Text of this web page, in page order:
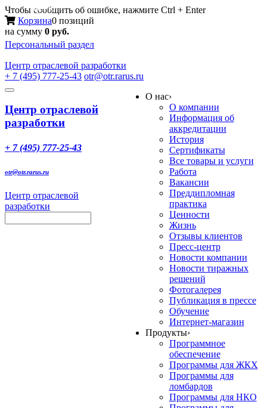
Чтобы сообщить об ошибке, нажмите Ctrl + Enter
Корзина0 позиций
на сумму 0 руб.
Персональный раздел
Центр отраслевой разработки
+ 7 (495) 777-25-43 otr@otr.rarus.ru
Toggle
Меню
Центр отраслевой
разработки
+ 7 (495) 777-25-43
otr@otr.rarus.ru
Центр отраслевой
разработки
О нас›
О компании
Информация об
аккредитации
История
Сертификаты
Все товары и услуги
Работа
Вакансии
Преддипломная
практика
Ценности
Жизнь
Отзывы клиентов
Пресс-центр
Новости компании
Новости тиражных
решений
Фотогалерея
Публикация в прессе
Обучение
Интернет-магазин
Продукты›
Программное
обеспечение
Программы для ЖКХ
Программы для
ломбардов
Программы для НКО